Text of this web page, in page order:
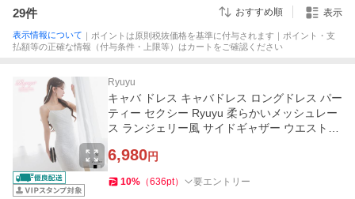
29件 おすすめ順 表示
表示情報について ｜ポイントは原則税抜価格を基準に付与されます｜ポイント・支
払額等の正確な情報（付与条件・上限等）はカートをご確認ください
Ryuyu
キャバ ドレス キャバドレス ロングドレス パー
ティー セクシー Ryuyu 柔らかいメッシュレー
ス ランジェリー風 サイドギャザー ウエスト細
6,980円
10% （636pt） 要エントリー